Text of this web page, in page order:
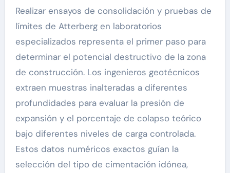
Realizar ensayos de consolidación y pruebas de
límites de Atterberg en laboratorios
especializados representa el primer paso para
determinar el potencial destructivo de la zona
de construcción. Los ingenieros geotécnicos
extraen muestras inalteradas a diferentes
profundidades para evaluar la presión de
expansión y el porcentaje de colapso teórico
bajo diferentes niveles de carga controlada.
Estos datos numéricos exactos guían la
selección del tipo de cimentación idónea,